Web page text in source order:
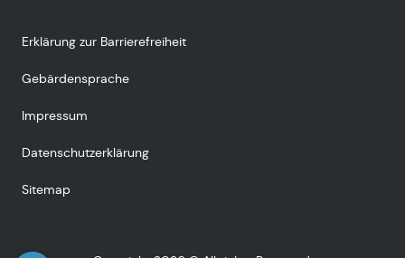
Erklärung zur Barrierefreiheit
Gebärdensprache
Impressum
Datenschutzerklärung
Sitemap